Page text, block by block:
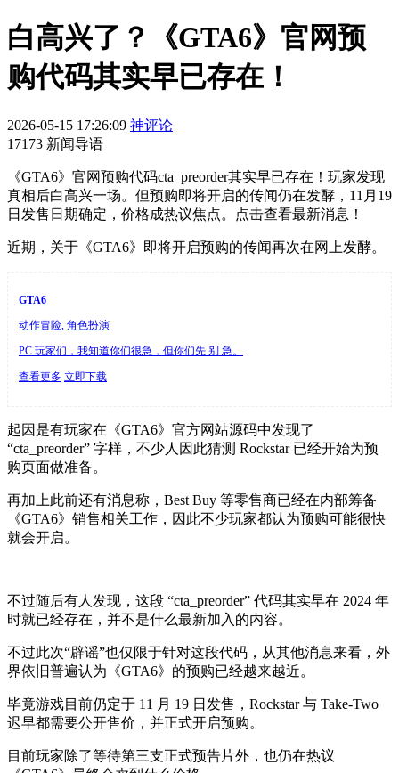
白高兴了？《GTA6》官网预
购代码其实早已存在！
2026-05-15 17:26:09 神评论
17173 新闻导语
《GTA6》官网预购代码cta_preorder其实早已存在！玩家发现
真相后白高兴一场。但预购即将开启的传闻仍在发酵，11月19
日发售日期确定，价格成热议焦点。点击查看最新消息！
近期，关于《GTA6》即将开启预购的传闻再次在网上发酵。
GTA6
动作冒险, 角色扮演
PC 玩家们，我知道你们很急，但你们先 别 急。
查看更多 立即下载
起因是有玩家在《GTA6》官方网站源码中发现了
“cta_preorder” 字样，不少人因此猜测 Rockstar 已经开始为预
购页面做准备。
再加上此前还有消息称，Best Buy 等零售商已经在内部筹备
《GTA6》销售相关工作，因此不少玩家都认为预购可能很快
就会开启。
不过随后有人发现， 这段 “cta_preorder” 代码其实早在 2024 年
时就已经存在，并不是什么最新加入的内容。
不过此次“辟谣”也仅限于针对这段代码 ，从其他消息来看，外
界依旧普遍认为《GTA6》的预购已经越来越近。
毕竟游戏目前仍定于 11 月 19 日发售，Rockstar 与 Take-Two
迟早都需要公开售价，并正式开启预购。
目前玩家除了等待第三支正式预告片外，也仍在热议